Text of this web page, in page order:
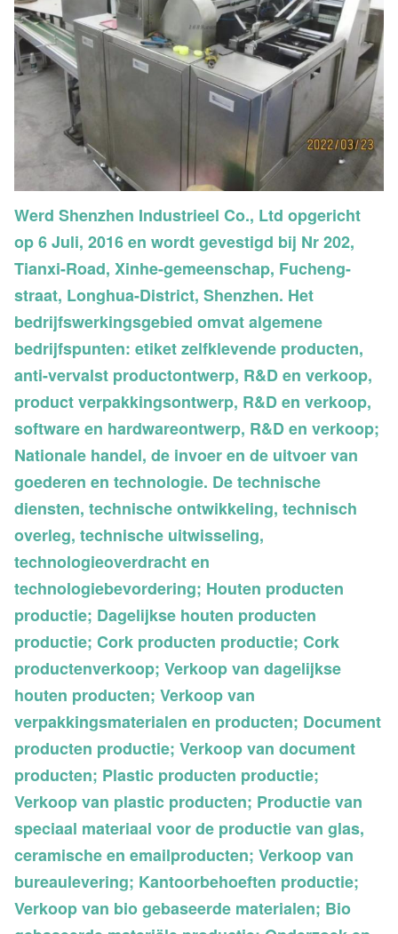
Werd Shenzhen Industrieel Co., Ltd opgericht
op 6 Juli, 2016 en wordt gevestigd bij Nr 202,
Tianxi-Road, Xinhe-gemeenschap, Fucheng-
straat, Longhua-District, Shenzhen. Het
bedrijfswerkingsgebied omvat algemene
bedrijfspunten: etiket zelfklevende producten,
anti-vervalst productontwerp, R&D en verkoop,
product verpakkingsontwerp, R&D en verkoop,
software en hardwareontwerp, R&D en verkoop;
Nationale handel, de invoer en de uitvoer van
goederen en technologie. De technische
diensten, technische ontwikkeling, technisch
overleg, technische uitwisseling,
technologieoverdracht en
technologiebevordering; Houten producten
productie; Dagelijkse houten producten
productie; Cork producten productie; Cork
productenverkoop; Verkoop van dagelijkse
houten producten; Verkoop van
verpakkingsmaterialen en producten; Document
producten productie; Verkoop van document
producten; Plastic producten productie;
Verkoop van plastic producten; Productie van
speciaal materiaal voor de productie van glas,
ceramische en emailproducten; Verkoop van
bureaulevering; Kantoorbehoeften productie;
Verkoop van bio gebaseerde materialen; Bio